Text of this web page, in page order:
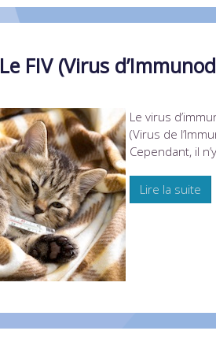
Le FIV (Virus
Le virus
(Virus de
Cependant, il
Lire la suite